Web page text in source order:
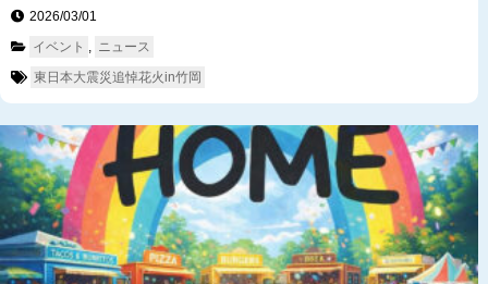
2026/03/01
イベント
ニュース
東日本大震災追悼花火in竹岡